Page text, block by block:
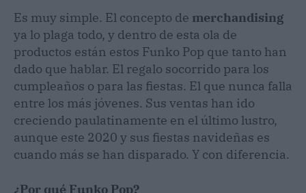
Es muy simple. El concepto de merchandising
ya lo plaga todo, y dentro de esta ola de
productos están estos Funko Pop que tanto han
dado que hablar. El regalo socorrido para los
cumpleaños o para las fiestas. El que nunca falla
entre los más jóvenes. Sus ventas han ido
creciendo paulatinamente en el último lustro,
aunque este 2020 y sus fiestas navideñas es
cuando más se han disparado. Y con diferencia.
¿Por qué Funko Pop?